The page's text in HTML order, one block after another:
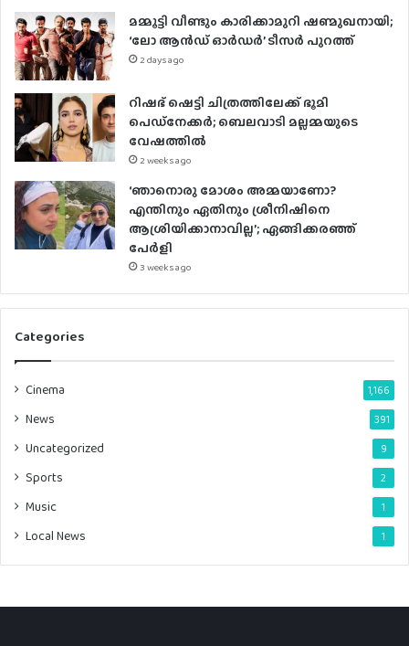
s
s
മമ്മൂട്ടി വീണ്ടും കാരിക്കാമുറി ഷണ്മുഖനായി;
‘ലോ ആൻഡ് ഓർഡർ’ ടീസർ പുറത്ത്
2 days ago
റിഷഭ് ഷെട്ടി ചിത്രത്തിലേക്ക് ഭൂമി
പെഡ്‌നേക്കർ; ബെലവാടി മല്ലമ്മയുടെ
വേഷത്തിൽ
2 weeks ago
‘ഞാനൊരു മോശം അമ്മയാണോ?
എന്തിനും ഏതിനും ശ്രീനിഷിനെ
ആശ്രിയിക്കാനാവില്ല’; ഏങ്ങിക്കരഞ്ഞ്
പേർളി
3 weeks ago
Categories
Cinema 1,166
News 391
Uncategorized 9
Sports 2
Music 1
Local News 1